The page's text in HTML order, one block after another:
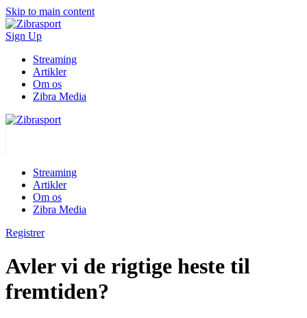
Skip to main content
Sign Up
Streaming
Artikler
Om os
Zibra Media
Streaming
Artikler
Om os
Zibra Media
Registrer
Avler vi de rigtige heste til
fremtiden?